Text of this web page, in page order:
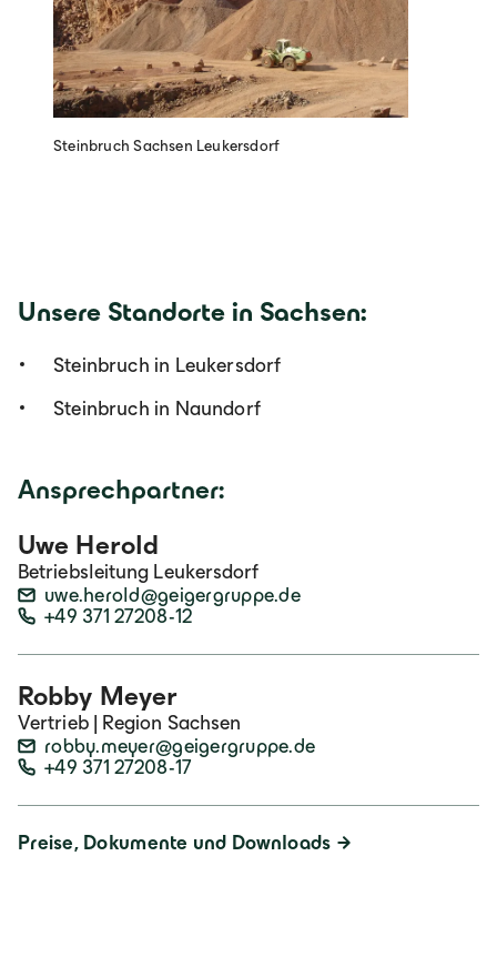
Unsere Standorte in Sachsen:
Steinbruch in Leukersdorf
Steinbruch in Naundorf
Ansprechpartner:
Uwe Herold
Betriebsleitung Leukersdorf
uwe.herold@geigergruppe.de
+49 371 27208-12
Robby Meyer
Vertrieb | Region Sachsen
robby.meyer@geigergruppe.de
+49 371 27208-17
Preise, Dokumente und Downloads
Steinbruch Sachsen Leukersdorf